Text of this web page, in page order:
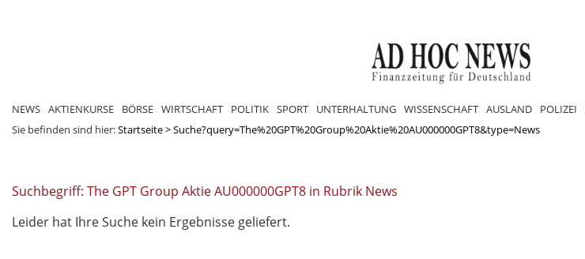
NEWS AKTIENKURSE BÖRSE WIRTSCHAFT POLITIK SPORT UNTERHALTUNG WISSENSCHAFT AUSLAND POLIZEI
Sie befinden sind hier:Startseite>Suche?query=The%20GPT%20Group%20Aktie%20AU000000GPT8&type=News
Suchbegriff: The GPT Group Aktie AU000000GPT8 in Rubrik News
Leider hat Ihre Suche kein Ergebnisse geliefert.